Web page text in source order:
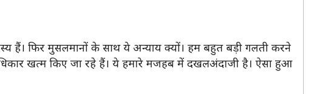
हैं। फिर मुसलमानों के साथ ये अन्याय क्यों। हम बहुत बड़ी गलती करने
खत्म किए जा रहे हैं। ये हमारे मजहब में दखलअंदाजी है। ऐसा हुआ